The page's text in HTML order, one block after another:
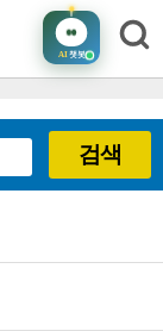
AI챗봇
검색